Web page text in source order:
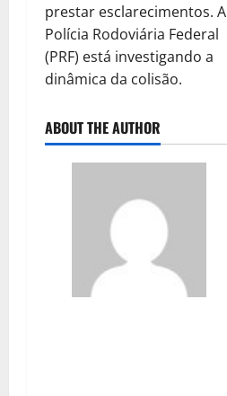
prestar esclarecimentos. A
Polícia Rodoviária Federal
(PRF) está investigando a
dinâmica da colisão.
ABOUT THE AUTHOR